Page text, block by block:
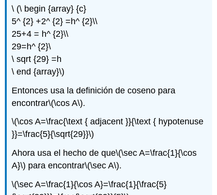
\ (\ begin {array} {c}
5^ {2} +2^ {2} =h^ {2}\\
25+4 = h^ {2}\\
29=h^ {2}\
\ sqrt {29} =h
\ end {array}\)
Entonces usa la definición de coseno para
encontrar\(\cos A\).
\(\cos A=\frac{\text { adjacent }}{\text { hypotenuse
}}=\frac{5}{\sqrt{29}}\)
Ahora usa el hecho de que\(\sec A=\frac{1}{\cos
A}\) para encontrar\(\sec A\).
\(\sec A=\frac{1}{\cos A}=\frac{1}{\frac{5}